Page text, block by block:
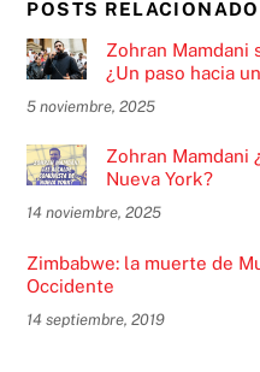
POSTS
Zohran Mamdani
¿Un paso hacia
5 noviembre, 2025
Zohran Mamdani
Nueva York?
14 noviembre, 2025
Zimbabwe: la muerte de
Occidente
14 septiembre, 2019